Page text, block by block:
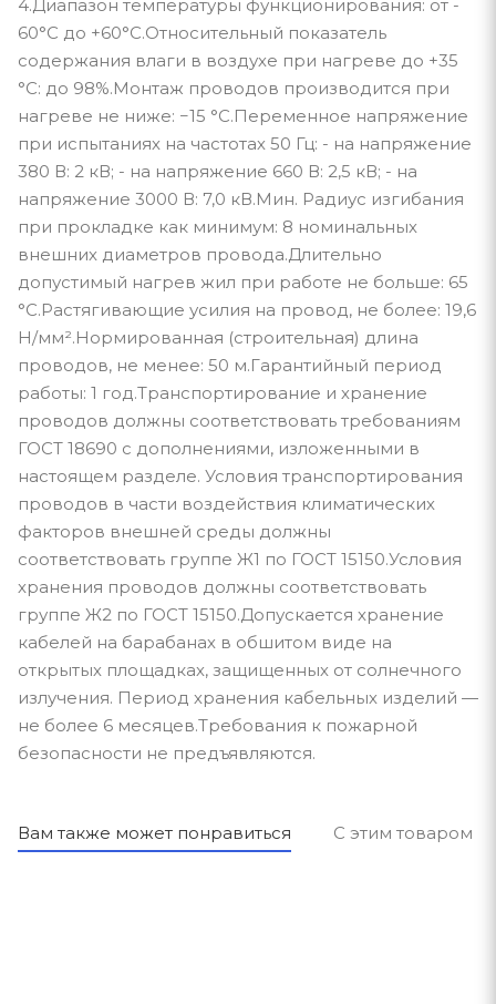
4.Диапазон температуры функционирования: от -
60°С до +60°С.Относительный показатель
содержания влаги в воздухе при нагреве до +35
°С: до 98%.Монтаж проводов производится при
нагреве не ниже: −15 °С.Переменное напряжение
при испытаниях на частотах 50 Гц: - на напряжение
380 В: 2 кВ; - на напряжение 660 В: 2,5 кВ; - на
напряжение 3000 В: 7,0 кВ.Мин. Радиус изгибания
при прокладке как минимум: 8 номинальных
внешних диаметров провода.Длительно
допустимый нагрев жил при работе не больше: 65
°С.Растягивающие усилия на провод, не более: 19,6
Н/мм².Нормированная (строительная) длина
проводов, не менее: 50 м.Гарантийный период
работы: 1 год.Транспортирование и хранение
проводов должны соответствовать требованиям
ГОСТ 18690 с дополнениями, изложенными в
настоящем разделе. Условия транспортирования
проводов в части воздействия климатических
факторов внешней среды должны
соответствовать группе Ж1 по ГОСТ 15150.Условия
хранения проводов должны соответствовать
группе Ж2 по ГОСТ 15150.Допускается хранение
кабелей на барабанах в обшитом виде на
открытых площадках, защищенных от солнечного
излучения. Период хранения кабельных изделий —
не более 6 месяцев.Требования к пожарной
безопасности не предъявляются.
Вам также может понравиться С этим товаром